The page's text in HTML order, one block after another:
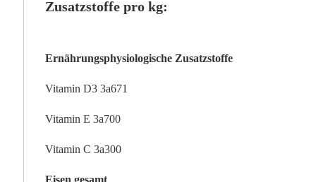
Zusatzstoffe pro kg:
Ernährungsphysiologische Zusatzstoffe
Vitamin D3 3a671
Vitamin E 3a700
Vitamin C 3a300
Eisen gesamt